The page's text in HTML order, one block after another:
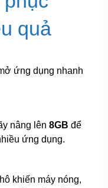
quả
ứng dụng nhanh
nâng lên 8GB để
ứng dụng.
khiến máy nóng,